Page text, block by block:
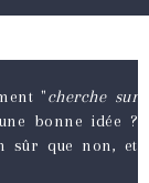
"cherche sur
bonne idée ?
sûr que non, et